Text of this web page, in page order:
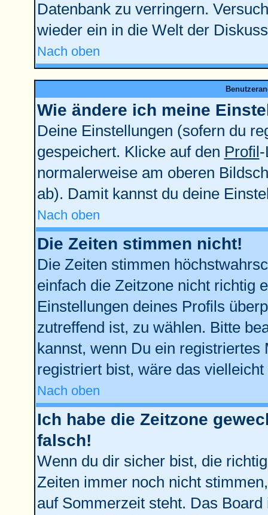
Datenbank zu verringern.
wieder ein in die Welt der
Nach oben
Wie ändere ich meine
Deine Einstellungen (sofern du
gespeichert. Klicke auf den Profil
normalerweise am oberen
ab). Damit kannst du deine
Nach oben
Die Zeiten stimmen nicht!
Die Zeiten stimmen
einfach die Zeitzone nicht richtig
Einstellungen deines Profils
zutreffend ist, zu wählen. Bitte
kannst, wenn Du ein
registriert bist, wäre das
Nach oben
Ich habe die Zeitzone
falsch!
Wenn du dir sicher bist, die
Zeiten immer noch nicht
auf Sommerzeit steht. Das